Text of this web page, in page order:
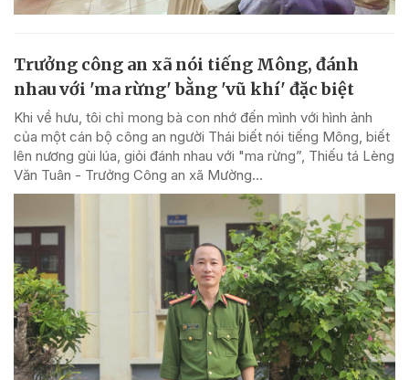
Trưởng công an xã nói tiếng Mông, đánh
nhau với 'ma rừng' bằng 'vũ khí' đặc biệt
Khi về hưu, tôi chỉ mong bà con nhớ đến mình với hình ảnh
của một cán bộ công an người Thái biết nói tiếng Mông, biết
lên nương gùi lúa, giỏi đánh nhau với "ma rừng”, Thiếu tá Lèng
Văn Tuân - Trưởng Công an xã Mường...